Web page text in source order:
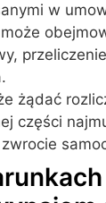
w
żądać
części